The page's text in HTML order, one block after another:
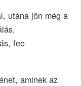
utána jön még a
fee
aminek az